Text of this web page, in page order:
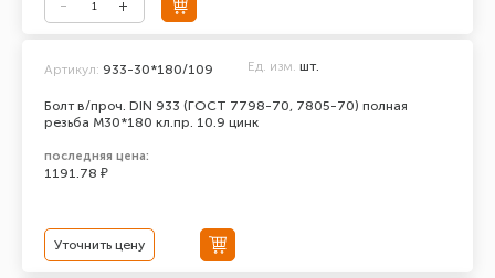
Болт в/проч. DIN 933 (ГОСТ 7798-70, 7805-70) полная
резьба М30*180 кл.пр. 10.9 цинк
Артикул: 933-30*180/109 Ед. изм. шт.
последняя цена:
1191.78 ₽
Уточнить цену